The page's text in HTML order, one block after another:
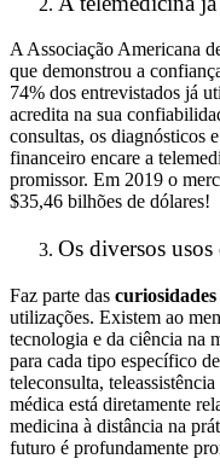
A Associação Americana
que demonstrou a
74% dos entrevistados já
acredita na sua
consultas, os diagnósticos
financeiro encare a
promissor. Em 2019 o
$35,46 bilhões de dólares!
Os diversos usos
Faz parte das
utilizações. Existem ao
tecnologia e da ciência na
para cada tipo específico
teleconsulta,
médica está diretamente
medicina à distância na
futuro é profundamente